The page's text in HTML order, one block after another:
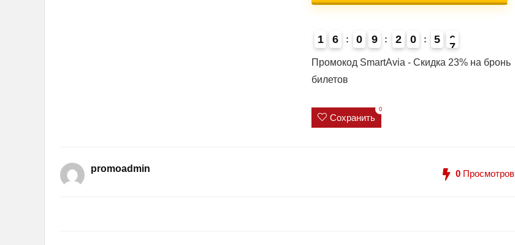
1
4
6 0 9 2 0 5 6
Промокод SmartAvia - Скидка 23% на бронь
билетов
Сохранить
0
promoadmin 0 Просмотров